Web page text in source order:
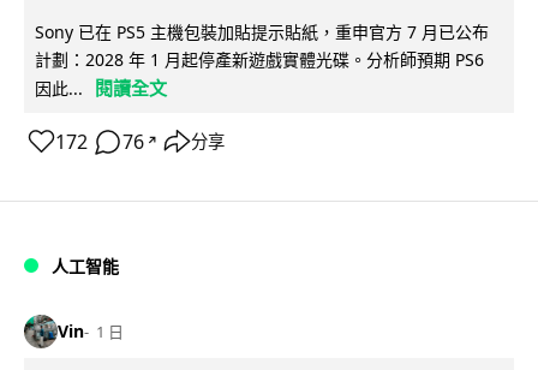
Sony 已在 PS5 主機包裝加貼提示貼紙，重申官方 7 月已公布
計劃：2028 年 1 月起停產新遊戲實體光碟。分析師預期 PS6
因此...
閱讀全文
172 76 ↗ 分享
人工智能
Vin 1 日